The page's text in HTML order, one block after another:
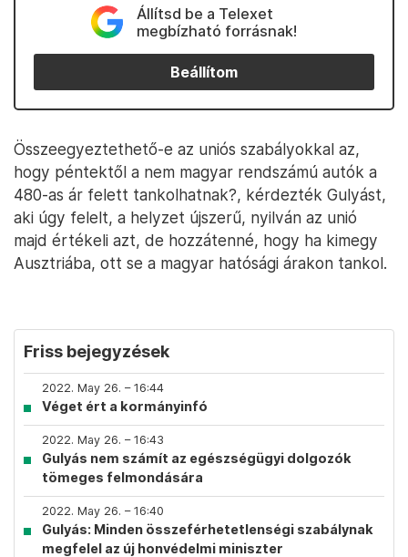
Állítsd be a Telexet
megbízható forrásnak!
Beállítom
Összeegyeztethető-e az uniós szabályokkal az,
hogy péntektől a nem magyar rendszámú autók a
480-as ár felett tankolhatnak?, kérdezték Gulyást,
aki úgy felelt, a helyzet újszerű, nyilván az unió
majd értékeli azt, de hozzátenné, hogy ha kimegy
Ausztriába, ott se a magyar hatósági árakon tankol.
Friss bejegyzések
2022. May 26. – 16:44
Véget ért a kormányinfó
2022. May 26. – 16:43
Gulyás nem számít az egészségügyi dolgozók
tömeges felmondására
2022. May 26. – 16:40
Gulyás: Minden összeférhetetlenségi szabálynak
megfelel az új honvédelmi miniszter